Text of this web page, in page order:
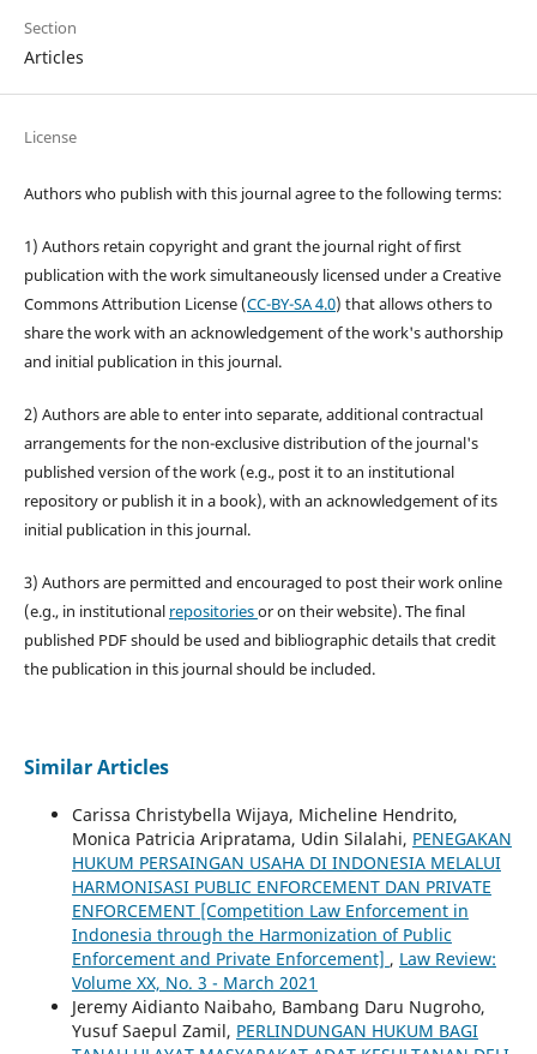
Section
Articles
License
Authors who publish with this journal agree to the following terms:
1) Authors retain copyright and grant the journal right of first
publication with the work simultaneously licensed under a Creative
Commons Attribution License (CC-BY-SA 4.0) that allows others to
share the work with an acknowledgement of the work's authorship
and initial publication in this journal.
2) Authors are able to enter into separate, additional contractual
arrangements for the non-exclusive distribution of the journal's
published version of the work (e.g., post it to an institutional
repository or publish it in a book), with an acknowledgement of its
initial publication in this journal.
3) Authors are permitted and encouraged to post their work online
(e.g., in institutional repositoriesor on their website). The final
published PDF should be used and bibliographic details that credit
the publication in this journal should be included.
Similar Articles
Carissa Christybella Wijaya, Micheline Hendrito,
Monica Patricia Aripratama, Udin Silalahi, PENEGAKAN
HUKUM PERSAINGAN USAHA DI INDONESIA MELALUI
HARMONISASI PUBLIC ENFORCEMENT DAN PRIVATE
ENFORCEMENT [Competition Law Enforcement in
Indonesia through the Harmonization of Public
Enforcement and Private Enforcement] , Law Review:
Volume XX, No. 3 - March 2021
Jeremy Aidianto Naibaho, Bambang Daru Nugroho,
Yusuf Saepul Zamil, PERLINDUNGAN HUKUM BAGI